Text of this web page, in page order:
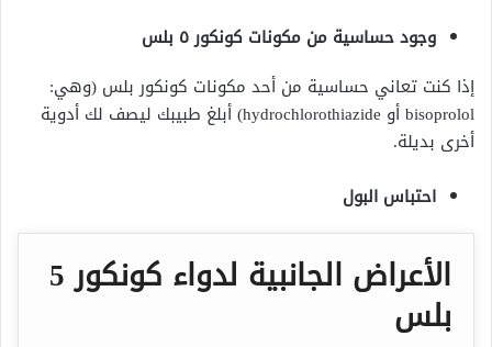
وجود حساسية من مكونات كونكور ٥ بلس
إذا كنت تعاني حساسية من أحد مكونات كونكور بلس (وهي:
bisoprolol أو hydrochlorothiazide) أبلغ طبيبك ليصف لك أدوية
أخرى بديلة.
احتباس البول
الأعراض الجانبية لدواء كونكور 5
بلس